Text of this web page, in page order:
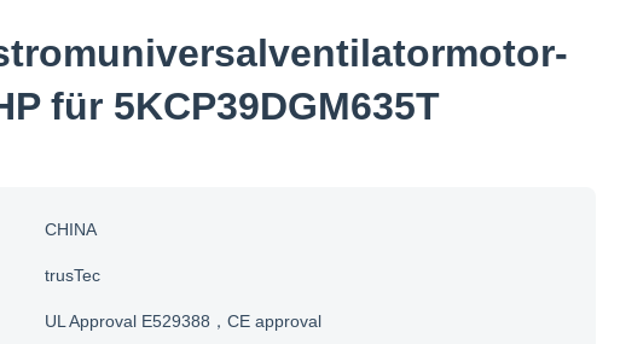
für 5KCP39DGM635T
CHINA
trusTec
UL Approval E529388，CE approval